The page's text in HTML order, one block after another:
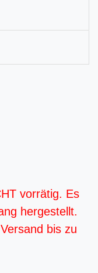
vorrätig. Es
hergestellt.
bis zu